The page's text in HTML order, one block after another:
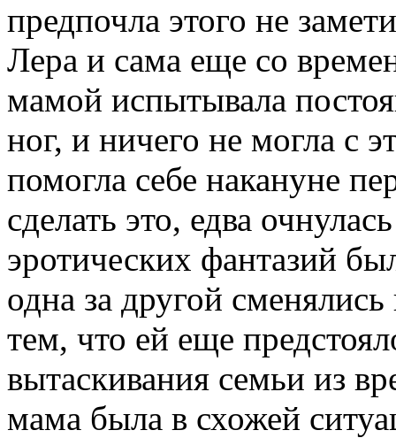
предпочла этого не
Лера и сама еще со
мамой испытывала
ног, и ничего не могла с
помогла себе накануне
сделать это, едва
эротических фантазий
одна за другой
тем, что ей еще
вытаскивания семьи из
мама была в схожей